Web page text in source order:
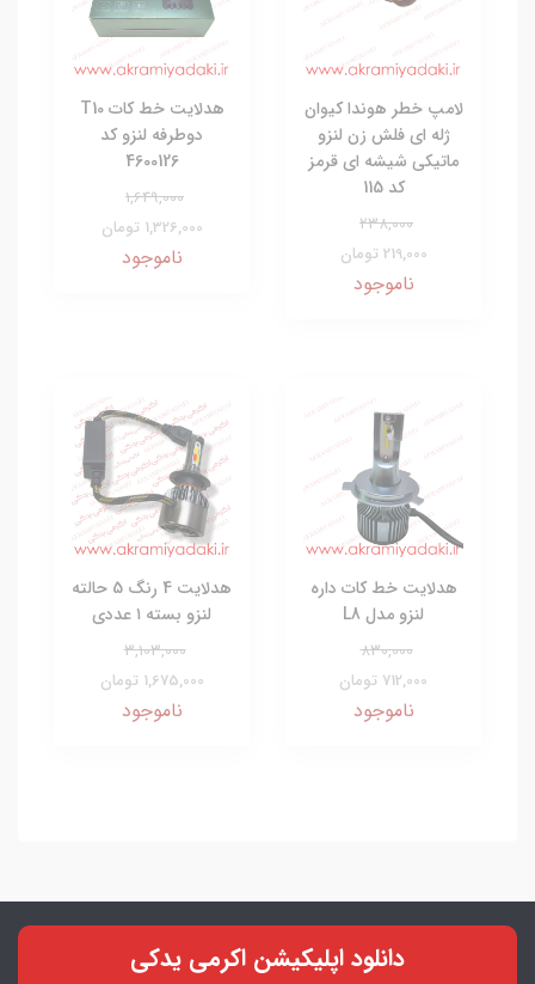
لامپ خطر هوندا کیوان
ژله ای فلش زن لنزو
ماتیکی شیشه ای قرمز
کد 115
238,000
219,000 تومان
ناموجود
هدلایت خط کات T10
دوطرفه لنزو کد
4600126
1,649,000
1,326,000 تومان
ناموجود
هدلایت خط کات داره
لنزو مدل L8
830,000
712,000 تومان
ناموجود
هدلایت 4 رنگ 5 حالته
لنزو بسته ۱ عددی
3,103,000
1,675,000 تومان
ناموجود
دانلود اپلیکیشن اکرمی یدکی